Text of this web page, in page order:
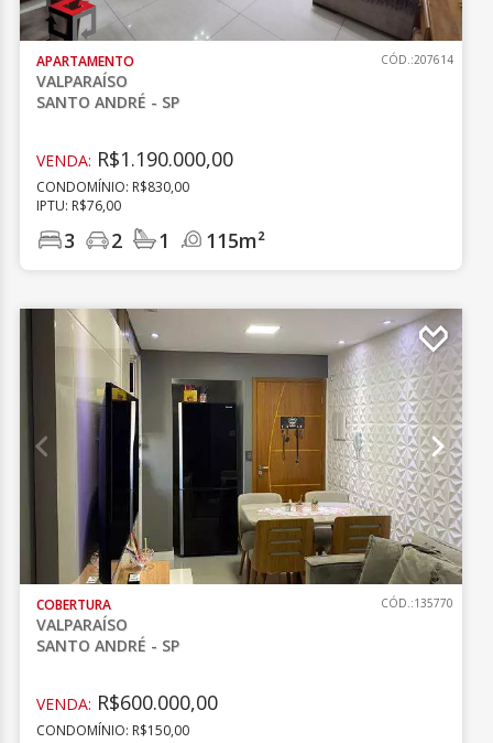
APARTAMENTO
VALPARAÍSO
SANTO ANDRÉ - SP
CÓD.:207614
VENDA: R$1.190.000,00
CONDOMÍNIO: R$830,00
IPTU: R$76,00
3 2 1 115m²
COBERTURA
VALPARAÍSO
SANTO ANDRÉ - SP
CÓD.:135770
VENDA: R$600.000,00
CONDOMÍNIO: R$150,00